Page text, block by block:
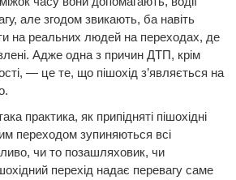
але згодом звикають, ба навіть
на реальних людей на переходах, де
Адже одна з причин ДТП, крім
— це те, що пішохід з’являється на
практика, як припідняті пішохідні
переходом зупиняються всі
чи то позашляховик, чи
перехід надає перевагу саме